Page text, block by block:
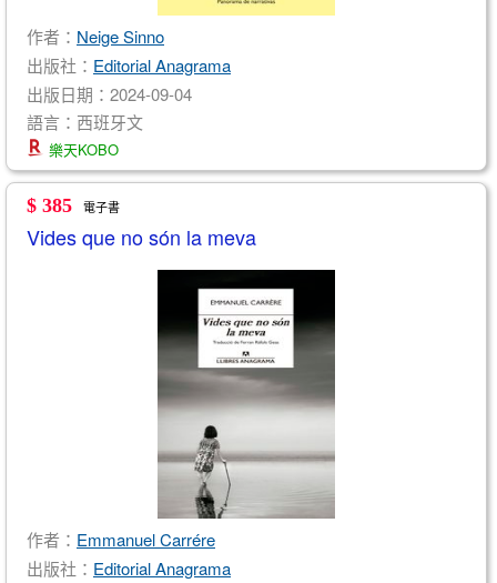
作者： Neige Sinno
出版社： Editorial Anagrama
出版日期：2024-09-04
語言：西班牙文
樂天KOBO
$ 385 電子書
Vides que no són la meva
作者： Emmanuel Carrére
出版社： Editorial Anagrama